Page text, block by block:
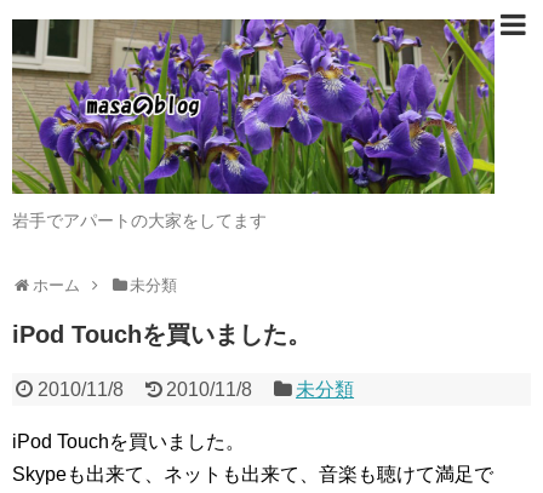
岩手でアパートの大家をしてます
ホーム 未分類
iPod Touchを買いました。
2010/11/8 2010/11/8 未分類
iPod Touchを買いました。
Skypeも出来て、ネットも出来て、音楽も聴けて満足で